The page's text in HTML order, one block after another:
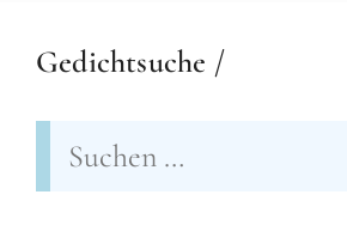
Gedichtsuche /
Suchen
nach: